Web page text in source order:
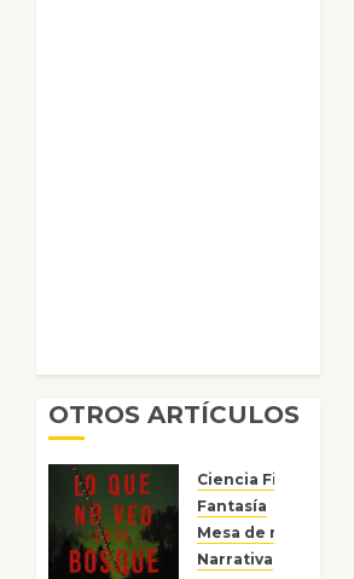
OTROS ARTÍCULOS
Ciencia Ficción
Fantasía
Mesa de novedades
Narrativa